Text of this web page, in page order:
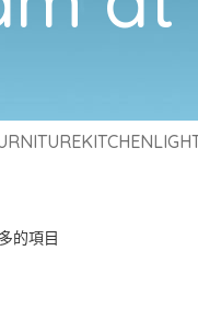
KITCHEN
DIGNIS
的項目